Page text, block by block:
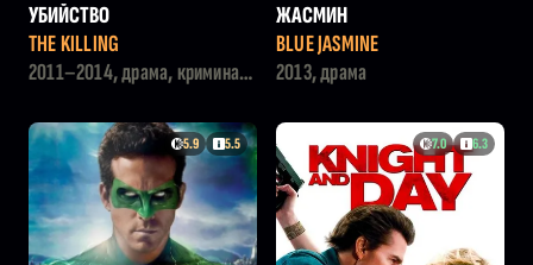
УБИЙСТВО
THE KILLING
2011–2014, драма, криминал,
ЖАСМИН
BLUE JASMINE
2013, драма
5.9 5.5 7.0 6.3